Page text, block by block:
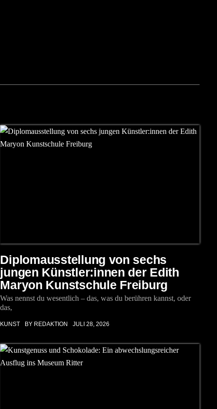
Diplomausstellung von sechs
jungen Künstler:innen der Edith
Maryon Kunstschule Freiburg
Was nennst du wesentlich – das, was du berühren kannst, oder
das,
KUNST BY REDAKTION JULI 28, 2026